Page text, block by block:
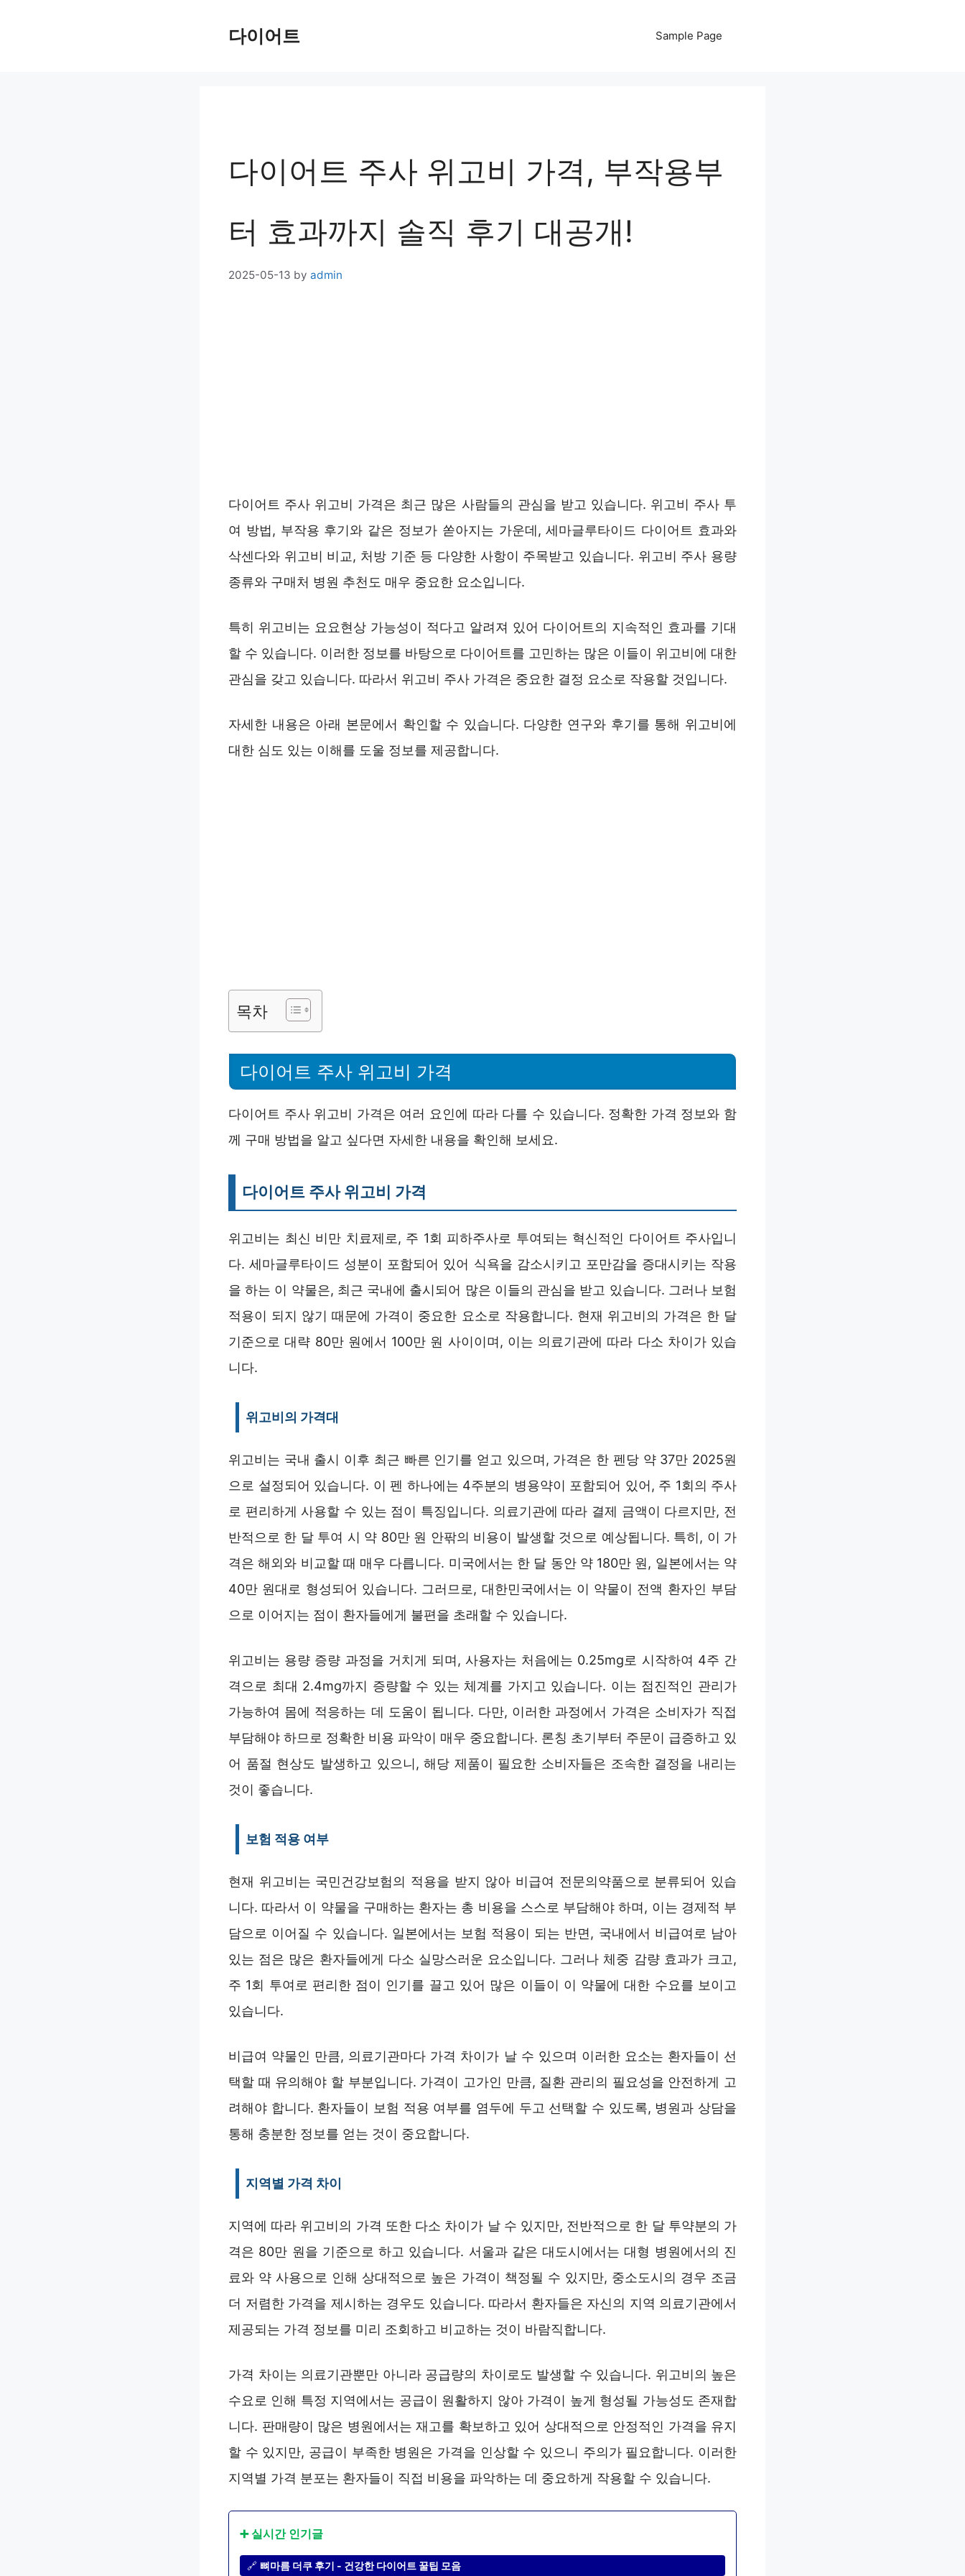
다이어트 Sample Page
다이어트 주사 위고비 가격, 부작용부
터 효과까지 솔직 후기 대공개!
2025-05-13 by admin
다이어트 주사 위고비 가격은 최근 많은 사람들의 관심을 받고 있습니다. 위고비 주사 투
여 방법, 부작용 후기와 같은 정보가 쏟아지는 가운데, 세마글루타이드 다이어트 효과와
삭센다와 위고비 비교, 처방 기준 등 다양한 사항이 주목받고 있습니다. 위고비 주사 용량
종류와 구매처 병원 추천도 매우 중요한 요소입니다.
특히 위고비는 요요현상 가능성이 적다고 알려져 있어 다이어트의 지속적인 효과를 기대
할 수 있습니다. 이러한 정보를 바탕으로 다이어트를 고민하는 많은 이들이 위고비에 대한
관심을 갖고 있습니다. 따라서 위고비 주사 가격은 중요한 결정 요소로 작용할 것입니다.
자세한 내용은 아래 본문에서 확인할 수 있습니다. 다양한 연구와 후기를 통해 위고비에
대한 심도 있는 이해를 도울 정보를 제공합니다.
목차
다이어트 주사 위고비 가격
다이어트 주사 위고비 가격은 여러 요인에 따라 다를 수 있습니다. 정확한 가격 정보와 함
께 구매 방법을 알고 싶다면 자세한 내용을 확인해 보세요.
다이어트 주사 위고비 가격
위고비는 최신 비만 치료제로, 주 1회 피하주사로 투여되는 혁신적인 다이어트 주사입니
다. 세마글루타이드 성분이 포함되어 있어 식욕을 감소시키고 포만감을 증대시키는 작용
을 하는 이 약물은, 최근 국내에 출시되어 많은 이들의 관심을 받고 있습니다. 그러나 보험
적용이 되지 않기 때문에 가격이 중요한 요소로 작용합니다. 현재 위고비의 가격은 한 달
기준으로 대략 80만 원에서 100만 원 사이이며, 이는 의료기관에 따라 다소 차이가 있습
니다.
위고비의 가격대
위고비는 국내 출시 이후 최근 빠른 인기를 얻고 있으며, 가격은 한 펜당 약 37만 2025원
으로 설정되어 있습니다. 이 펜 하나에는 4주분의 병용약이 포함되어 있어, 주 1회의 주사
로 편리하게 사용할 수 있는 점이 특징입니다. 의료기관에 따라 결제 금액이 다르지만, 전
반적으로 한 달 투여 시 약 80만 원 안팎의 비용이 발생할 것으로 예상됩니다. 특히, 이 가
격은 해외와 비교할 때 매우 다릅니다. 미국에서는 한 달 동안 약 180만 원, 일본에서는 약
40만 원대로 형성되어 있습니다. 그러므로, 대한민국에서는 이 약물이 전액 환자인 부담
으로 이어지는 점이 환자들에게 불편을 초래할 수 있습니다.
위고비는 용량 증량 과정을 거치게 되며, 사용자는 처음에는 0.25mg로 시작하여 4주 간
격으로 최대 2.4mg까지 증량할 수 있는 체계를 가지고 있습니다. 이는 점진적인 관리가
가능하여 몸에 적응하는 데 도움이 됩니다. 다만, 이러한 과정에서 가격은 소비자가 직접
부담해야 하므로 정확한 비용 파악이 매우 중요합니다. 론칭 초기부터 주문이 급증하고 있
어 품절 현상도 발생하고 있으니, 해당 제품이 필요한 소비자들은 조속한 결정을 내리는
것이 좋습니다.
보험 적용 여부
현재 위고비는 국민건강보험의 적용을 받지 않아 비급여 전문의약품으로 분류되어 있습
니다. 따라서 이 약물을 구매하는 환자는 총 비용을 스스로 부담해야 하며, 이는 경제적 부
담으로 이어질 수 있습니다. 일본에서는 보험 적용이 되는 반면, 국내에서 비급여로 남아
있는 점은 많은 환자들에게 다소 실망스러운 요소입니다. 그러나 체중 감량 효과가 크고,
주 1회 투여로 편리한 점이 인기를 끌고 있어 많은 이들이 이 약물에 대한 수요를 보이고
있습니다.
비급여 약물인 만큼, 의료기관마다 가격 차이가 날 수 있으며 이러한 요소는 환자들이 선
택할 때 유의해야 할 부분입니다. 가격이 고가인 만큼, 질환 관리의 필요성을 안전하게 고
려해야 합니다. 환자들이 보험 적용 여부를 염두에 두고 선택할 수 있도록, 병원과 상담을
통해 충분한 정보를 얻는 것이 중요합니다.
지역별 가격 차이
지역에 따라 위고비의 가격 또한 다소 차이가 날 수 있지만, 전반적으로 한 달 투약분의 가
격은 80만 원을 기준으로 하고 있습니다. 서울과 같은 대도시에서는 대형 병원에서의 진
료와 약 사용으로 인해 상대적으로 높은 가격이 책정될 수 있지만, 중소도시의 경우 조금
더 저렴한 가격을 제시하는 경우도 있습니다. 따라서 환자들은 자신의 지역 의료기관에서
제공되는 가격 정보를 미리 조회하고 비교하는 것이 바람직합니다.
가격 차이는 의료기관뿐만 아니라 공급량의 차이로도 발생할 수 있습니다. 위고비의 높은
수요로 인해 특정 지역에서는 공급이 원활하지 않아 가격이 높게 형성될 가능성도 존재합
니다. 판매량이 많은 병원에서는 재고를 확보하고 있어 상대적으로 안정적인 가격을 유지
할 수 있지만, 공급이 부족한 병원은 가격을 인상할 수 있으니 주의가 필요합니다. 이러한
지역별 가격 분포는 환자들이 직접 비용을 파악하는 데 중요하게 작용할 수 있습니다.
➕ 실시간 인기글
🔗 뼈마름 더쿠 후기 - 건강한 다이어트 꿀팁 모음